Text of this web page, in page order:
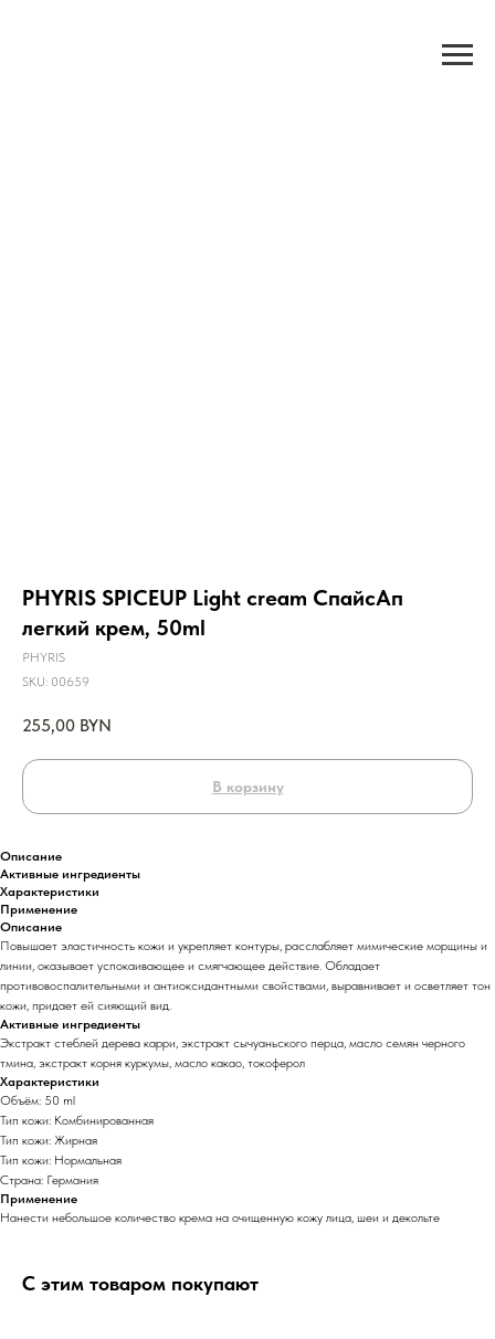
PHYRIS SPICEUP Light cream СпайсАп
легкий крем, 50ml
PHYRIS
SKU: 00659
255,00 BYN
В корзину
Описание
Активные ингредиенты
Характеристики
Применение
Описание
Повышает эластичность кожи и укрепляет контуры, расслабляет мимические морщины и
линии, оказывает успокаивающее и смягчающее действие. Обладает
противовоспалительными и антиоксидантными свойствами, выравнивает и осветляет тон
кожи, придает ей сияющий вид.
Активные ингредиенты
Экстракт стеблей дерева карри, экстракт сычуаньского перца, масло семян черного
тмина, экстракт корня куркумы, масло какао, токоферол
Характеристики
Объём: 50 ml
Тип кожи: Комбинированная
Тип кожи: Жирная
Тип кожи: Нормальная
Страна: Германия
Применение
Нанести небольшое количество крема на очищенную кожу лица, шеи и декольте
С этим товаром покупают